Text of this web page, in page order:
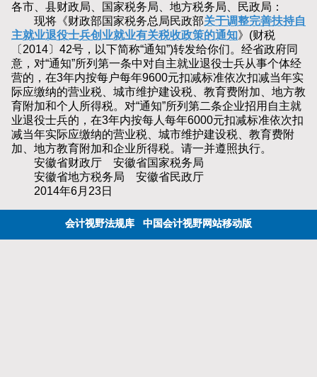
各市、县财政局、国家税务局、地方税务局、民政局：
现将《财政部国家税务总局民政部关于调整完善扶持自
主就业退役士兵创业就业有关税收政策的通知》(财税
〔2014〕42号，以下简称“通知”)转发给你们。经省政府同
意，对“通知”所列第一条中对自主就业退役士兵从事个体经
营的，在3年内按每户每年9600元扣减标准依次扣减当年实
际应缴纳的营业税、城市维护建设税、教育费附加、地方教
育附加和个人所得税。对“通知”所列第二条企业招用自主就
业退役士兵的，在3年内按每人每年6000元扣减标准依次扣
减当年实际应缴纳的营业税、城市维护建设税、教育费附
加、地方教育附加和企业所得税。请一并遵照执行。
安徽省财政厅 安徽省国家税务局
安徽省地方税务局 安徽省民政厅
2014年6月23日
会计视野法规库 中国会计视野网站移动版